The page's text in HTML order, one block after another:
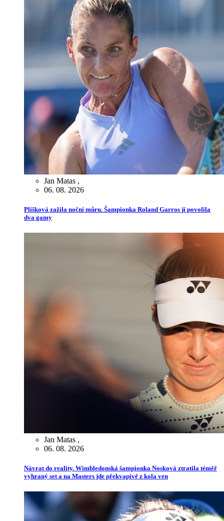
Jan Matas ,
06. 08. 2026
Plíšková zažila noční můru. Šampionka Roland Garros jí povolila
dva gamy
Jan Matas ,
06. 08. 2026
Návrat do reality. Wimbledonská šampionka Nosková ztratila téměř
vyhraný set a na Masters jde překvapivě z kola ven